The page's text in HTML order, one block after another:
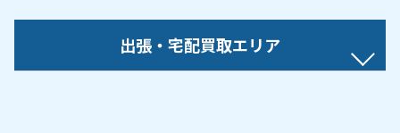
出張・宅配買取エリア